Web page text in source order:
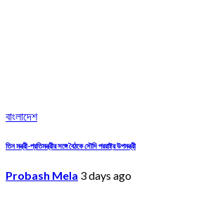
বাংলাদেশ
তিন মন্ত্রী-প্রতিমন্ত্রীর সঙ্গে বৈঠকে সৌদি পররাষ্ট্র উপমন্ত্রী
Probash Mela 3 days ago